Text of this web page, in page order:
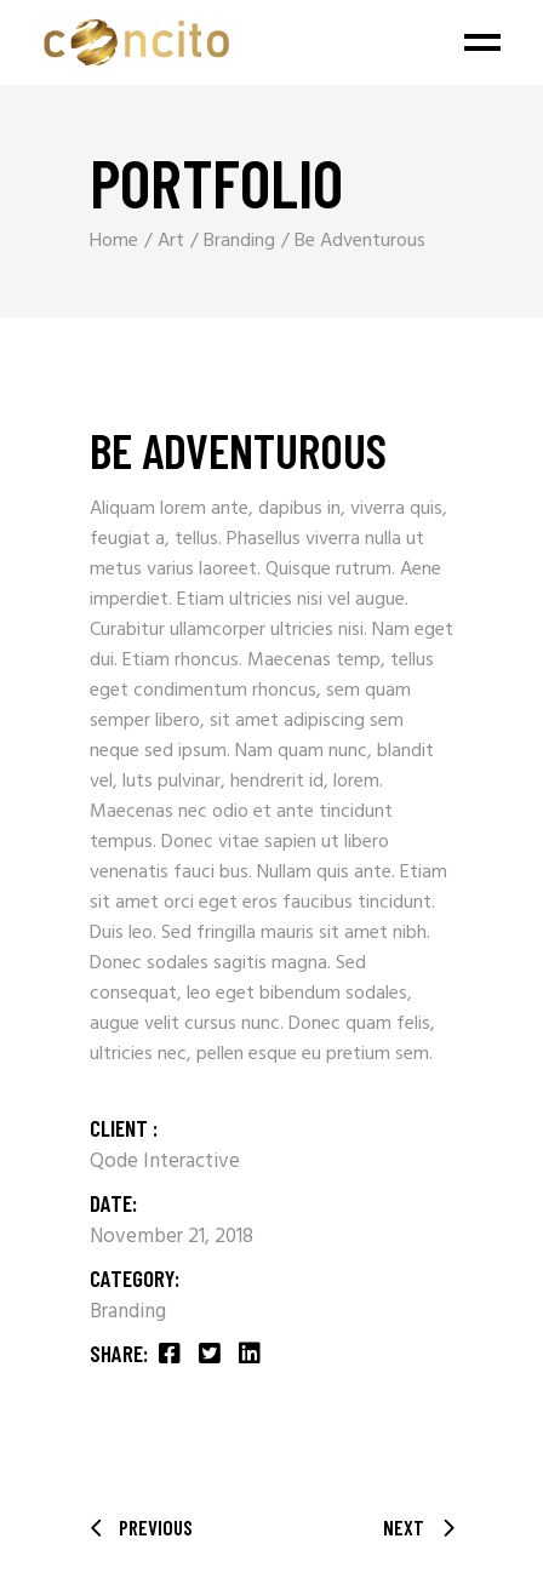
PORTFOLIO
Home Art Branding Be Adventurous
BE ADVENTUROUS
Aliquam lorem ante, dapibus in, viverra quis,
feugiat a, tellus. Phasellus viverra nulla ut
metus varius laoreet. Quisque rutrum. Aene
imperdiet. Etiam ultricies nisi vel augue.
Curabitur ullamcorper ultricies nisi. Nam eget
dui. Etiam rhoncus. Maecenas temp, tellus
eget condimentum rhoncus, sem quam
semper libero, sit amet adipiscing sem
neque sed ipsum. Nam quam nunc, blandit
vel, luts pulvinar, hendrerit id, lorem.
Maecenas nec odio et ante tincidunt
tempus. Donec vitae sapien ut libero
venenatis fauci bus. Nullam quis ante. Etiam
sit amet orci eget eros faucibus tincidunt.
Duis leo. Sed fringilla mauris sit amet nibh.
Donec sodales sagitis magna. Sed
consequat, leo eget bibendum sodales,
augue velit cursus nunc. Donec quam felis,
ultricies nec, pellen esque eu pretium sem.
CLIENT :
Qode Interactive
DATE:
November 21, 2018
CATEGORY:
Branding
SHARE:
PREVIOUS NEXT